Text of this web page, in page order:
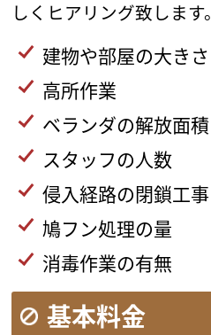
しくヒアリング致します。
建物や部屋の大きさ
高所作業
ベランダの解放面積
スタッフの人数
侵入経路の閉鎖工事
鳩フン処理の量
消毒作業の有無
基本料金